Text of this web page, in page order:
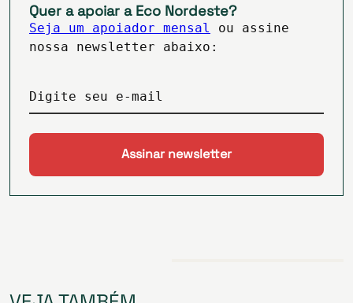
Quer a apoiar a Eco Nordeste?
Seja um apoiador mensal
ou assine
nossa newsletter abaixo:
Digite seu e-mail